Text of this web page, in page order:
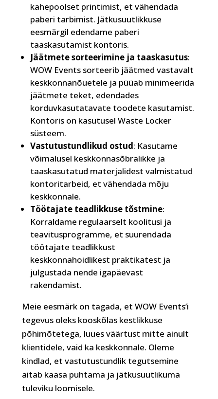
kahepoolset printimist, et vähendada
paberi tarbimist. Jätkusuutlikkuse
eesmärgil edendame paberi
taaskasutamist kontoris.
Jäätmete sorteerimine ja taaskasutus:
WOW Events sorteerib jäätmed vastavalt
keskkonnanõuetele ja püüab minimeerida
jäätmete teket, edendades
korduvkasutatavate toodete kasutamist.
Kontoris on kasutusel Waste Locker
süsteem.
Vastutustundlikud ostud: Kasutame
võimalusel keskkonnasõbralikke ja
taaskasutatud materjalidest valmistatud
kontoritarbeid, et vähendada mõju
keskkonnale.
Töötajate teadlikkuse tõstmine:
Korraldame regulaarselt koolitusi ja
teavitusprogramme, et suurendada
töötajate teadlikkust
keskkonnahoidlikest praktikatest ja
julgustada nende igapäevast
rakendamist.
Meie eesmärk on tagada, et WOW Events’i
tegevus oleks kooskõlas kestlikkuse
põhimõtetega, luues väärtust mitte ainult
klientidele, vaid ka keskkonnale. Oleme
kindlad, et vastutustundlik tegutsemine
aitab kaasa puhtama ja jätkusuutlikuma
tuleviku loomisele.